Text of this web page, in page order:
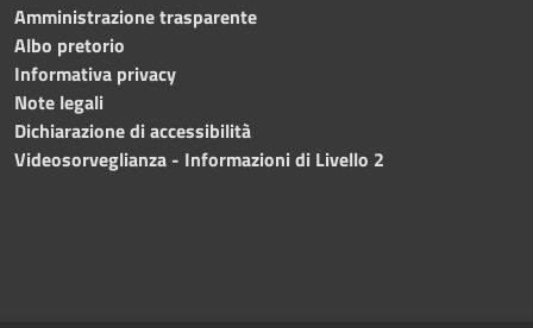
Amministrazione trasparente
Albo pretorio
Informativa privacy
Note legali
Dichiarazione di accessibilità
Videosorveglianza - Informazioni di Livello 2